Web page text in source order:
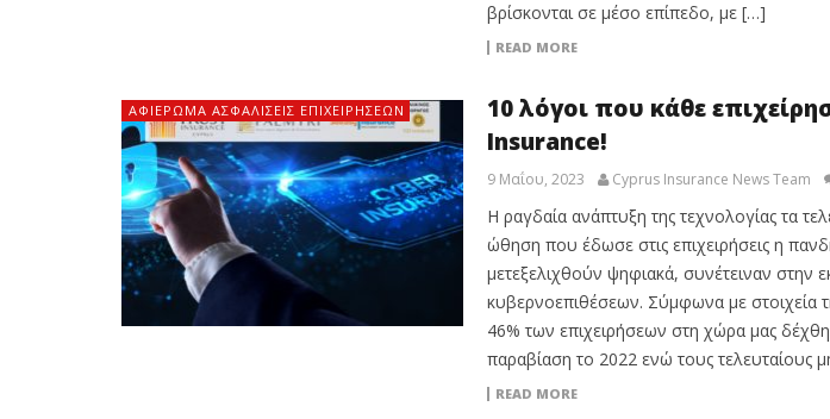
βρίσκονται σε μέσο επίπεδο, με […]
READ MORE
ΑΦΙΈΡΩΜΑ ΑΣΦΑΛΊΣΕΙΣ ΕΠΙΧΕΙΡΉΣΕΩΝ
10 λόγοι που κάθε
Insurance!
9 Μαΐου, 2023 Cyprus Insurance News Team
Η ραγδαία ανάπτυξη της τεχνολογίας τα
ώθηση που έδωσε στις επιχειρήσεις η
μετεξελιχθούν ψηφιακά, συνέτειναν στην
κυβερνοεπιθέσεων. Σύμφωνα με στοιχεία
46% των επιχειρήσεων στη χώρα μας
παραβίαση το 2022 ενώ τους τελευταίους
READ MORE